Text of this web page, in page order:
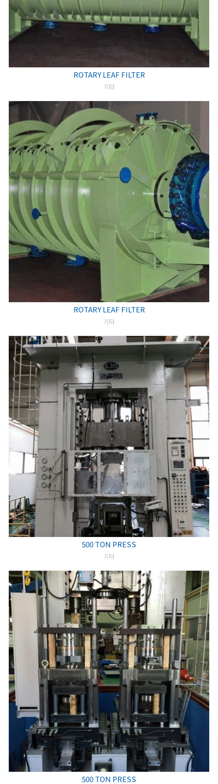
ROTARY LEAF FILTER
기타
ROTARY LEAF FILTER
기타
500 TON PRESS
기타
500 TON PRESS